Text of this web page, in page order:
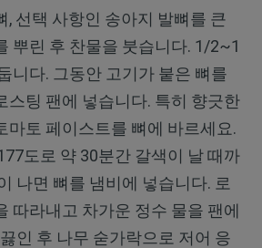
, 선택 사항인 송아지 발뼈를 큰
뿌린 후 찬물을 붓습니다. 1/2~1
니다. 그동안 고기가 붙은 뼈를
스팅 팬에 넣습니다. 특히 향긋한
마토 페이스트를 뼈에 바르세요.
도로 약 30분간 갈색이 날 때까
나면 뼈를 냄비에 넣습니다. 로
따라내고 차가운 정수 물을 팬에
인 후 나무 숟가락으로 저어 응